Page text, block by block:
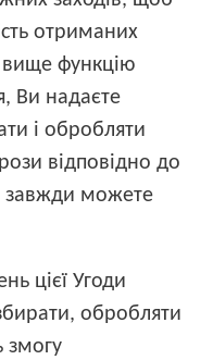
отриманих
функцію
Ви надаєте
і обробляти
відповідно до
завжди можете
цієї Угоди
обробляти
змогу